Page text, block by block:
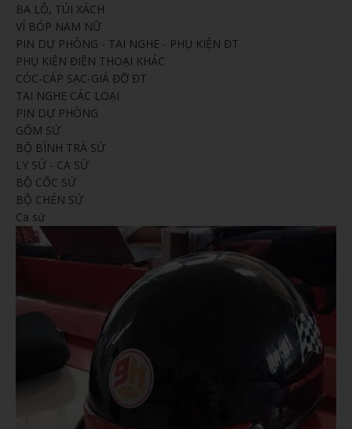
BA LÔ, TÚI XÁCH
VÍ BÓP NAM NỮ
PIN DỰ PHÒNG - TAI NGHE - PHỤ KIỆN ĐT
PHỤ KIỆN ĐIỆN THOẠI KHÁC
CÓC-CÁP SẠC-GIÁ ĐỠ ĐT
TAI NGHE CÁC LOẠI
PIN DỰ PHÒNG
GỐM SỨ
BỘ BÌNH TRÀ SỨ
LY SỨ - CA SỨ
BỘ CỐC SỨ
BỘ CHÉN SỨ
Ca sứ